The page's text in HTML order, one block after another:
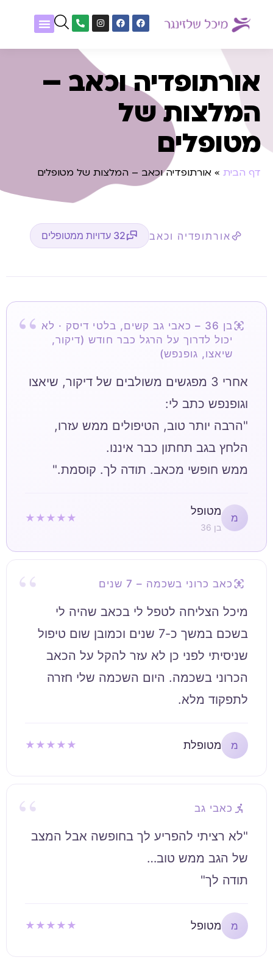
אורתופדיה וכאב –
המלצות של
מטופלים
דף הבית » אורתופדיה וכאב – המלצות של מטופלים
אורתופדיה וכאב 32 עדויות ממטופלים
בן 36 – כאבי גב קשים, בלטי דיסק · לא
יכול לדרוך על הרגל כבר חודש (דיקור,
שיאצו, גופנפש)
אחרי 3 מפגשים משולבים של דיקור, שיאצו
"הרבה יותר טוב, הטיפולים ממש עזרו,
ממש חופשי מכאב. תודה לך. קוסמת."
מ
מטופל
בן 36
★★★★★
כאב כרוני בשכמה – 7 שנים
מיכל הצליחה לטפל לי בכאב שהיה לי
בשכם במשך כ-7 שנים וכמובן שום טיפול
שניסיתי לפני כן לא עזר להקל על הכאב
הכרוני בשכמה. היום השכמה שלי חזרה
לתפקוד מלא.
מ מטופלת ★★★★★
כאבי גב
"לא רציתי להפריע לך בחופשה אבל המצב
תודה לך"
מ מטופל ★★★★★